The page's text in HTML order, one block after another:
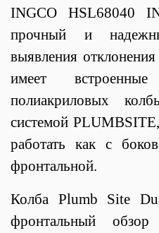
INGCO HSL68040
прочный и
выявления
имеет
полиакриловых
системой
работать как с
фронтальной.
Колба Plumb Site
фронтальный обзор